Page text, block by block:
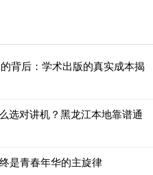
背后：学术出版的真实成本揭
选对讲机？黑龙江本地靠谱通
是青春年华的主旋律